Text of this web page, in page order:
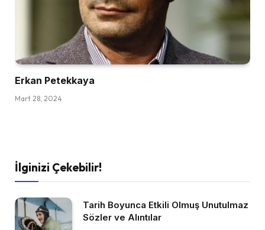
Erkan Petekkaya
Mart 28, 2024
İlginizi Çekebilir!
Tarih Boyunca Etkili Olmuş Unutulmaz
Sözler ve Alıntılar